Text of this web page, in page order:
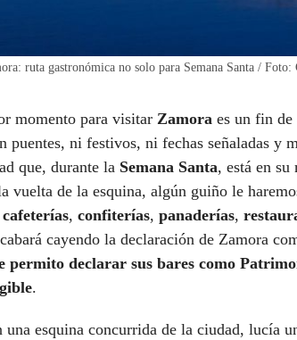
ruta gastronómica no solo para Semana Santa / Foto:
momento para visitar Zamora es un fin de
puentes, ni festivos, ni fechas señaladas y
que, durante la Semana Santa, está en
vuelta de la esquina, algún guiño le
cafeterías, confiterías, panaderías,
cayendo la declaración de Zamora
permito declarar sus bares como
.
una esquina concurrida de la ciudad, lucía